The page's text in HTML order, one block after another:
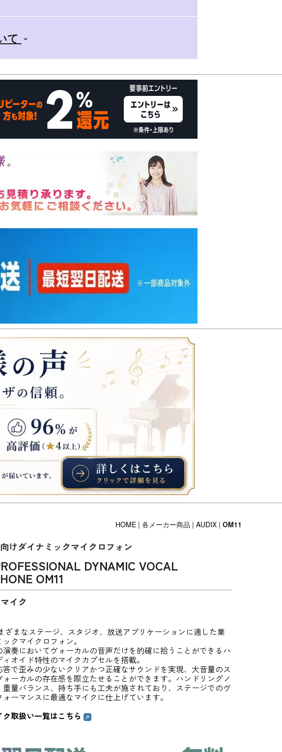
て
HOME | 各メーカー商品 | AUDIX | OM11
けダイナミックマイクロフォン
DYNAMIC VOCAL
OM11
イク
ざまなステージ、スタジオ、放送アプリケーションに適した業
クマイクロフォン。
演奏においてヴォーカルの音声だけを的確に拾うことができるハ
オイド特性のマイクカプセルを搭載。
で歪みの少ないクリアかつ正確なサウンドを実現、大音量のス
ォーカルの存在感を際立たせることができます。ハンドリングノ
重量バランス、持ち手にも工夫が施されており、ステージでのヴ
ーマンスに最適なマイクに仕上げています。
ク取扱い一覧はこちら